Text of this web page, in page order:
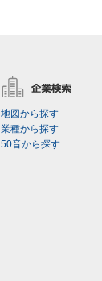
地図から探す
業種から探す
50音から探す